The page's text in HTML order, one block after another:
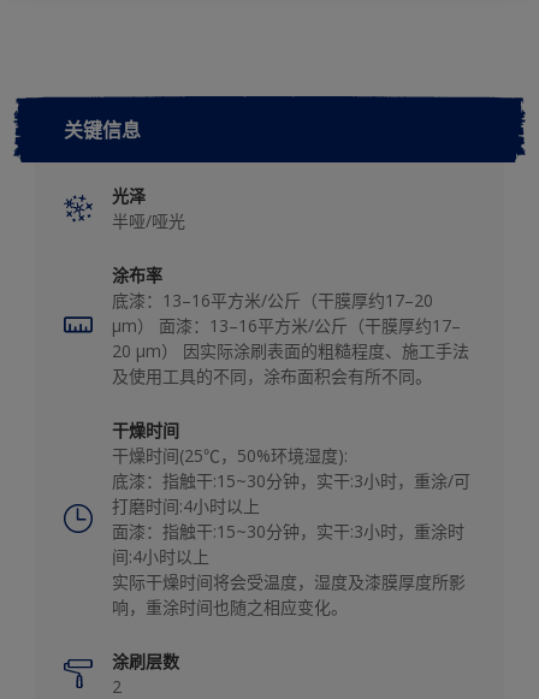
关键信息
光泽
半哑/哑光
涂布率
底漆：13–16平方米/公斤（干膜厚约17–20
μm） 面漆：13–16平方米/公斤（干膜厚约17–
20 μm） 因实际涂刷表面的粗糙程度、施工手法
及使用工具的不同，涂布面积会有所不同。
干燥时间
干燥时间(25℃，50%环境湿度):
底漆：指触干:15~30分钟，实干:3小时，重涂/可
打磨时间:4小时以上
面漆：指触干:15~30分钟，实干:3小时，重涂时
间:4小时以上
实际干燥时间将会受温度，湿度及漆膜厚度所影
响，重涂时间也随之相应变化。
涂刷层数
2